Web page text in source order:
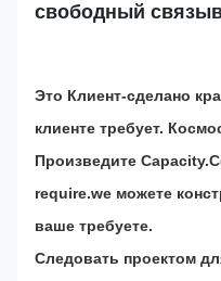
свободный
Это Клиент-сделано
клиенте требует.
Произведите
require.we можете
ваше требуете.
Следовать проектом